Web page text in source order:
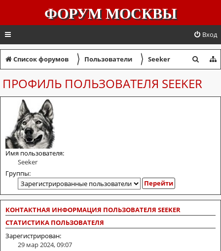
ФОРУМ МОСКВЫ
Вход
Список форумов 〉 Пользователи 〉 Seeker
и
ПРОФИЛЬ ПОЛЬЗОВАТЕЛЯ SEEKER
Имя пользователя:
Seeker
Группы:
КОНТАКТНАЯ ИНФОРМАЦИЯ ПОЛЬЗОВАТЕЛЯ SEEKER
СТАТИСТИКА ПОЛЬЗОВАТЕЛЯ
Зарегистрирован:
29 мар 2024, 09:07